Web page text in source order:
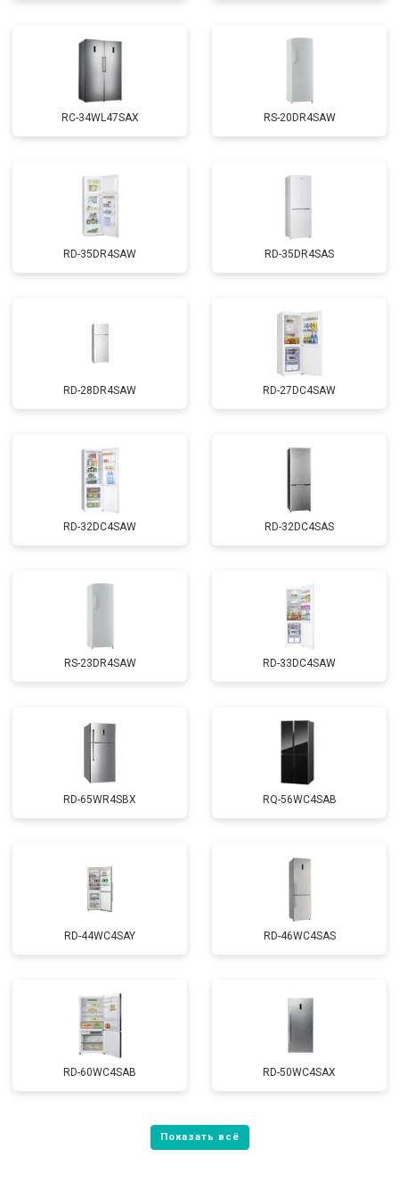
RС-34WL47SAX RS-20DR4SAW
RD-35DR4SAW RD-35DR4SAS
RD-28DR4SAW RD-27DC4SAW
RD-32DC4SAW RD-32DC4SAS
RS-23DR4SAW RD-33DC4SAW
RD-65WR4SBX RQ-56WC4SAB
RD-44WC4SAY RD-46WC4SAS
RD-60WC4SAB RD-50WC4SAX